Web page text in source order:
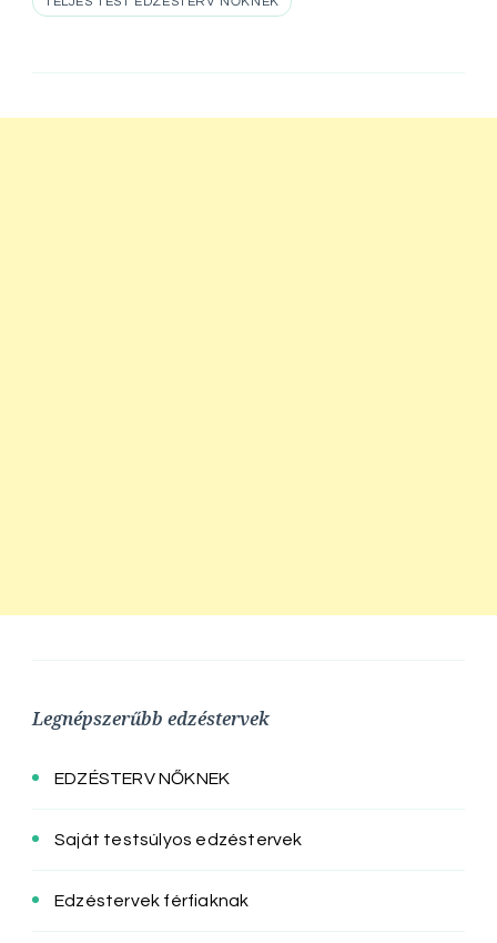
Legnépszerűbb edzéstervek
EDZÉSTERV NŐKNEK
Saját testsúlyos edzéstervek
Edzéstervek férfiaknak